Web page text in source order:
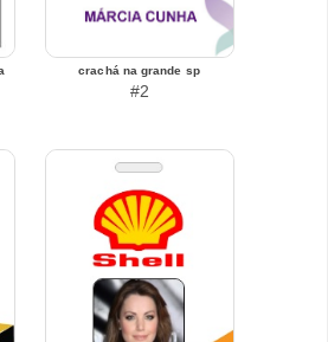
crachá na grande sp
#2